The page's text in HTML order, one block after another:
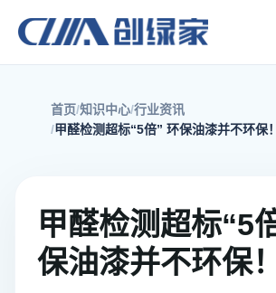
首页 知识中心 行业资讯
甲醛检测超标“5倍” 环保油漆并不环保！
甲醛检测超标“5
保油漆并不环保！